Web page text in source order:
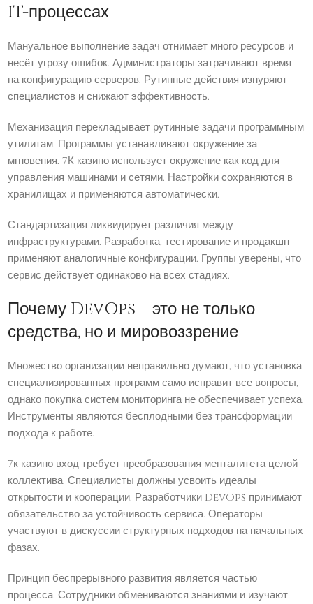
IT-процессах
Мануальное выполнение задач отнимает много ресурсов и
несёт угрозу ошибок. Администраторы затрачивают время
на конфигурацию серверов. Рутинные действия изнуряют
специалистов и снижают эффективность.
Механизация перекладывает рутинные задачи программным
утилитам. Программы устанавливают окружение за
мгновения. 7К казино использует окружение как код для
управления машинами и сетями. Настройки сохраняются в
хранилищах и применяются автоматически.
Стандартизация ликвидирует различия между
инфраструктурами. Разработка, тестирование и продакшн
применяют аналогичные конфигурации. Группы уверены, что
сервис действует одинаково на всех стадиях.
Почему DevOps – это не только
средства, но и мировоззрение
Множество организации неправильно думают, что установка
специализированных программ само исправит все вопросы,
однако покупка систем мониторинга не обеспечивает успеха.
Инструменты являются бесплодными без трансформации
подхода к работе.
7к казино вход требует преобразования менталитета целой
коллектива. Специалисты должны усвоить идеалы
открытости и кооперации. Разработчики DevOps принимают
обязательство за устойчивость сервиса. Операторы
участвуют в дискуссии структурных подходов на начальных
фазах.
Принцип беспрерывного развития является частью
процесса. Сотрудники обмениваются знаниями и изучают